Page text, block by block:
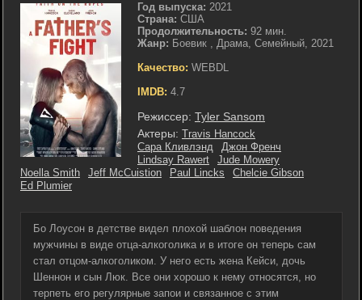
Год выпуска: 2021
Страна: США
Продолжительность: 92 мин.
Жанр: Боевик , Драма, Семейный, 2021
Качество: WEBDL
IMDB: 4.7
Режиссер: Tyler Sansom
Актеры: Travis Hancock
Сара Кливлэнд
Джон Френч
Lindsay Rawert
Jude Mowery
Noella Smith
Jeff McCuistion Paul Lincks
Chelcie Gibson
Ed Plumier
Бо Лоусон в детстве видел плохой шаблон поведения
мужчины в виде отца-алкоголика и в итоге он теперь сам
стал отцом-алкоголиком. У него есть жена Кейси, дочь
Шеннон и сын Люк. Все они хорошо к нему относятся, но
терпеть его регулярные запои и связанное с этим